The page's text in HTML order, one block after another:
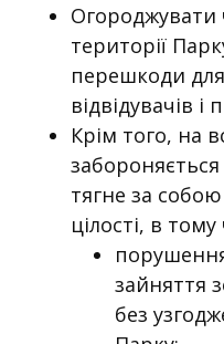
Огороджувати
території
перешкоди
відвідувачів
Крім того, на
тягне за
цілості, в тому
зайняття
без